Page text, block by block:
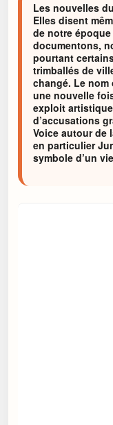
Les nouvelles
Elles disent
de notre
documentons,
pourtant
trimballés de
changé. Le
une nouvelle
exploit
d’accusations
Voice autour de
en particulier
symbole d’un